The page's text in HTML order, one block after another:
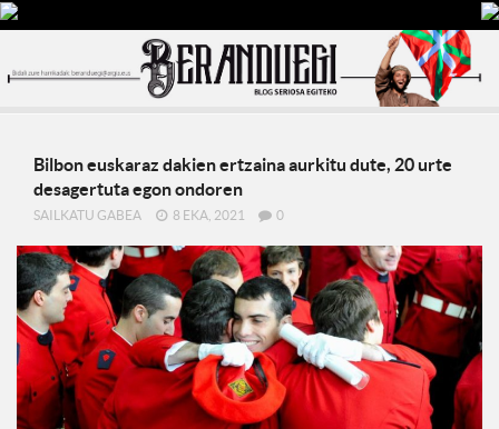
Bilbon euskaraz dakien ertzaina aurkitu dute, 20 urte
desagertuta egon ondoren
SAILKATU GABEA 8 EKA, 2021 0